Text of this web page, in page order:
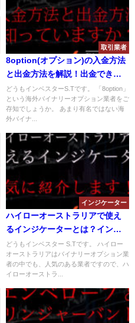
取引業者
8option(オプション)の入金方法
と出金方法を解説！出金できな
い場合の対処法は？日本語に対
応してる？
どうもインベスターS.Tです。 「8option」
という海外バイナリーオプション業者をご
存知でしょうか。 あまり有名ではない海
外バイナ...
インジケーター
ハイローオーストラリアで使え
るインジケーターとは？インジ
ケーターを駆使して勝つことは
できるのか？
どうもインベスター S.Tです。 ハイロー
オーストラリアはバイナリーオプション業
者の中でも、人気のある業者ですので、ハ
イローオーストラ...